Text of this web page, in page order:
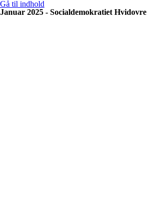
Gå til indhold
Januar 2025 - Socialdemokratiet Hvidovre